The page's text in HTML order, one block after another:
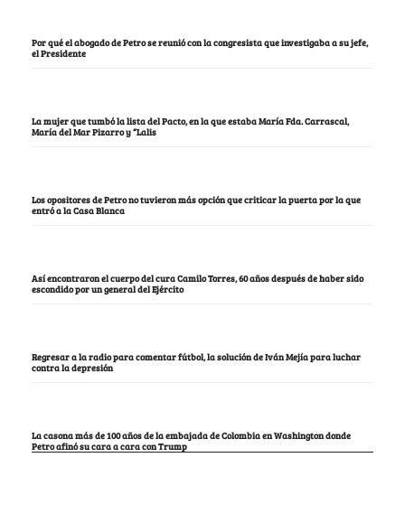
Por qué el abogado de Petro se reunió con la congresista que investigaba a su jefe,
el Presidente
La mujer que tumbó la lista del Pacto, en la que estaba María Fda. Carrascal,
María del Mar Pizarro y “Lalis
Los opositores de Petro no tuvieron más opción que criticar la puerta por la que
entró a la Casa Blanca
Así encontraron el cuerpo del cura Camilo Torres, 60 años después de haber sido
escondido por un general del Ejército
Regresar a la radio para comentar fútbol, la solución de Iván Mejía para luchar
contra la depresión
La casona más de 100 años de la embajada de Colombia en Washington donde
Petro afinó su cara a cara con Trump